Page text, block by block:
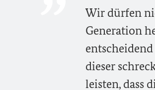
Wir dürfen
Generation
dieser
leisten, dass